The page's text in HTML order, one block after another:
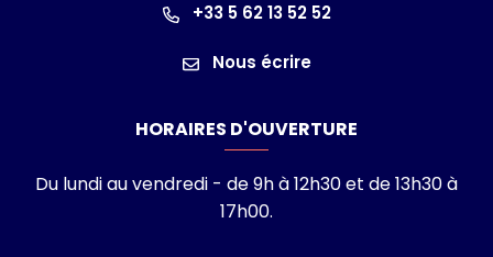
+33 5 62 13 52 52
Nous écrire
HORAIRES D'OUVERTURE
Du lundi au vendredi - de 9h à 12h30 et de 13h30 à
17h00.